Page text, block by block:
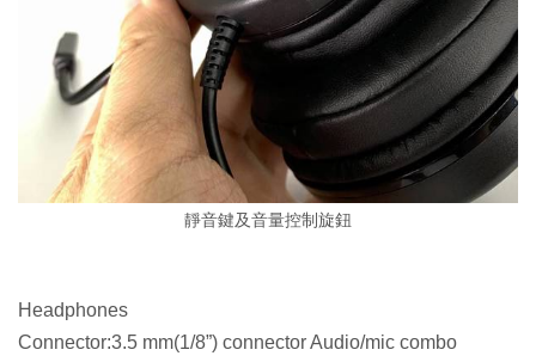
靜音鍵及音量控制旋鈕
Headphones
Connector:3.5 mm(1/8”) connector Audio/mic combo